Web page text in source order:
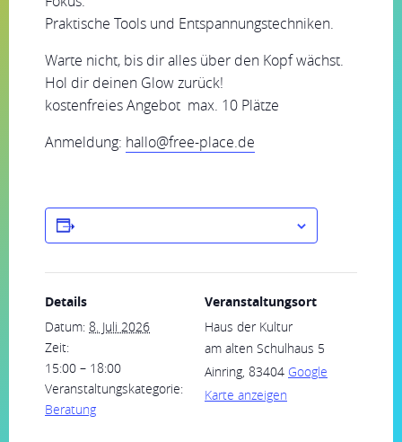
Praktische Tools und Entspannungstechniken.
Warte nicht, bis dir alles über den Kopf wächst.
Hol dir deinen Glow zurück!
kostenfreies Angebot max. 10 Plätze
Anmeldung: hallo@free-place.de
Details
Datum: 8. Juli 2026
Zeit:
15:00 – 18:00
Veranstaltungskategorie:
Beratung
Veranstaltungsort
Haus der Kultur
am alten Schulhaus 5
Ainring, 83404 Google
Karte anzeigen